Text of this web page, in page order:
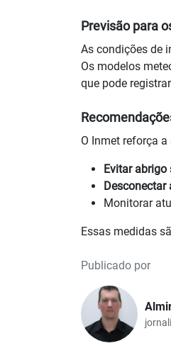
Previsão para
As condições de
Os modelos
que pode
O Inmet reforça
Evitar abrigo
Desconectar
Monitorar
Essas medidas
Publicado por